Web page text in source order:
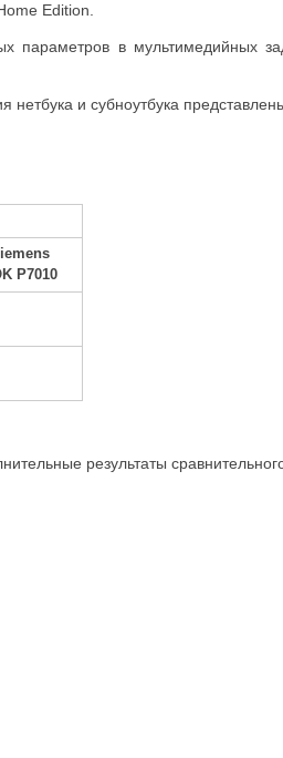
Edition.
параметров в мультимедийных
нетбука и субноутбука
P7010
результаты